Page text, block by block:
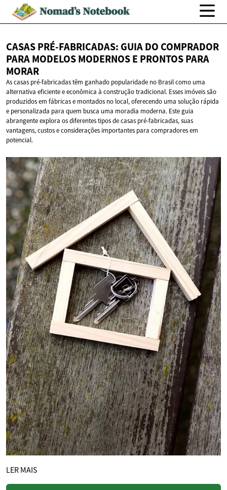
CASAS PRÉ-FABRICADAS: GUIA DO COMPRADOR
PARA MODELOS MODERNOS E PRONTOSPARA
MORAR
As casas pré-fabricadas têm ganhado popularidade no Brasil como uma
alternativa eficiente e econômica à construção tradicional. Esses imóveis são
produzidos em fábricas e montados no local, oferecendo uma solução rápida
e personalizada para quem busca uma moradia moderna. Este guia
abrangente explora os diferentes tipos de casas pré-fabricadas, suas
vantagens, custos e considerações importantes para compradores em
potencial.
LER MAIS